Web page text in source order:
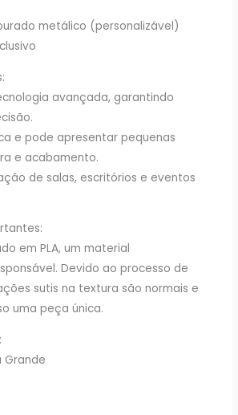
metálico (personalizável)
avançada, garantindo
e pode apresentar pequenas
e acabamento.
de salas, escritórios e eventos
em PLA, um material
Devido ao processo de
sutis na textura são normais e
uma peça única.
Grande